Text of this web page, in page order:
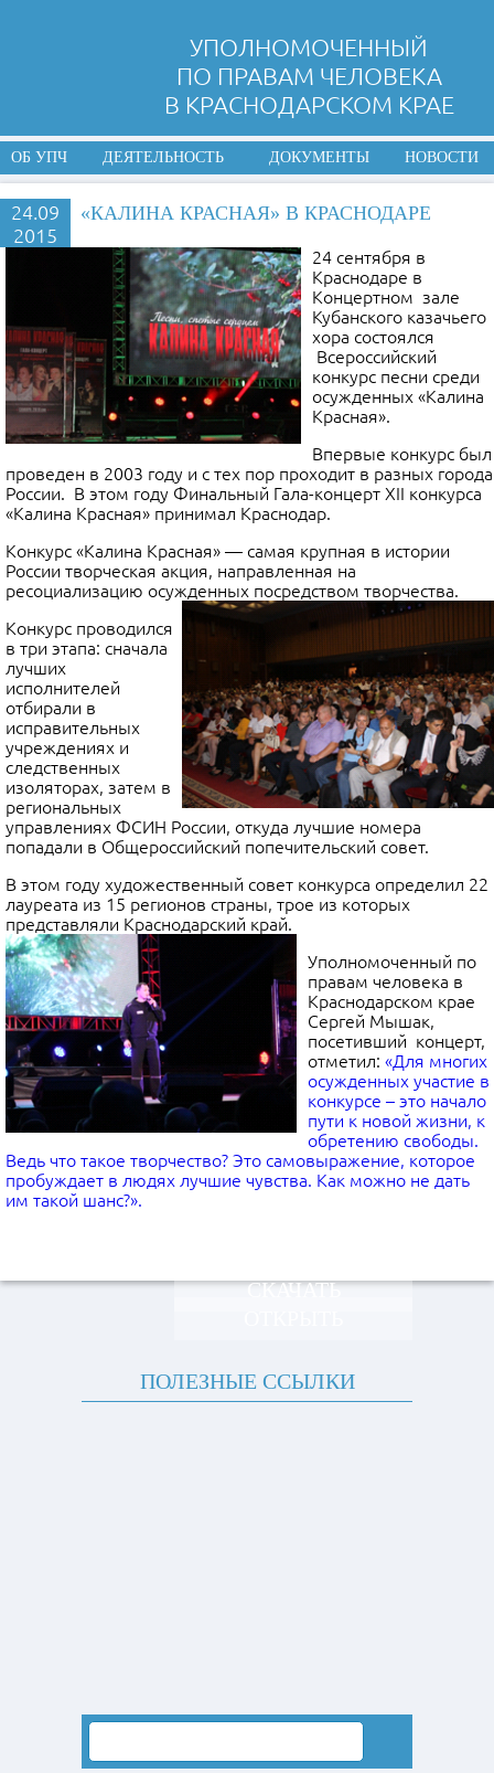
УПОЛНОМОЧЕННЫЙ
ПО ПРАВАМ ЧЕЛОВЕКА
В КРАСНОДАРСКОМ КРАЕ
ОБ УПЧ ДЕЯТЕЛЬНОСТЬ ДОКУМЕНТЫ НОВОСТИ
24.09
2015
«КАЛИНА КРАСНАЯ» В КРАСНОДАРЕ
24 сентября в
Краснодаре в
Концертном зале
Кубанского казачьего
хора состоялся
Всероссийский
конкурс песни среди
осужденных «Калина
Красная».
Впервые конкурс был
проведен в 2003 году и с тех пор проходит в разных города
России. В этом году Финальный Гала-концерт XII конкурса
«Калина Красная» принимал Краснодар.
Конкурс «Калина Красная» — самая крупная в истории
России творческая акция, направленная на
ресоциализацию осужденных посредством творчества.
Конкурс проводился
в три этапа: сначала
лучших
исполнителей
отбирали в
исправительных
учреждениях и
следственных
изоляторах, затем в
региональных
управлениях ФСИН России, откуда лучшие номера
попадали в Общероссийский попечительский совет.
В этом году художественный совет конкурса определил 22
лауреата из 15 регионов страны, трое из которых
представляли Краснодарский край.
Уполномоченный по
правам человека в
Краснодарском крае
Сергей Мышак,
посетивший концерт,
отметил: «Для многих
осужденных участие в
конкурсе – это начало
пути к новой жизни, к
обретению свободы.
Ведь что такое творчество? Это самовыражение, которое
пробуждает в людях лучшие чувства. Как можно не дать
им такой шанс?».
СКАЧАТЬ
ПОЛЕЗНЫЕ ССЫЛКИ